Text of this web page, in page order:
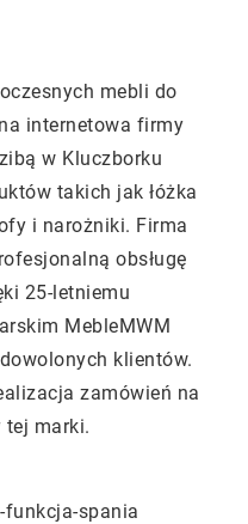
mebli do
internetowa firmy
w Kluczborku
takich jak łóżka
i narożniki. Firma
obsługę
25-letniemu
MebleMWM
klientów.
zamówień na
tej marki.
spania